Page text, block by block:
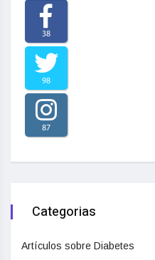
38
98
87
Categorias
Artículos sobre Diabetes